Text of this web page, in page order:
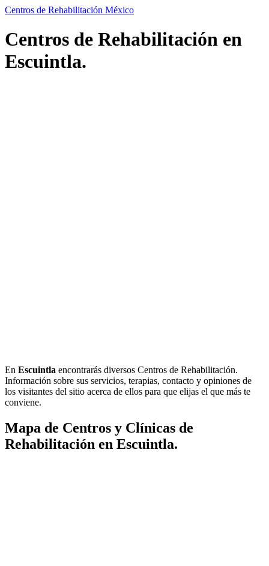
Centros de Rehabilitación México
Centros de Rehabilitación en
Escuintla.
En Escuintla encontrarás diversos Centros de Rehabilitación.
Información sobre sus servicios, terapias, contacto y opiniones de
los visitantes del sitio acerca de ellos para que elijas el que más te
conviene.
Mapa de Centros y Clínicas de
Rehabilitación en Escuintla.